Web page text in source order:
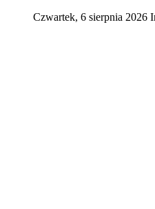
Czwartek, 6 sierpnia 2026